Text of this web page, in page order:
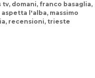
tv, domani, franco basaglia,
aspetta l'alba, massimo
, recensioni, trieste